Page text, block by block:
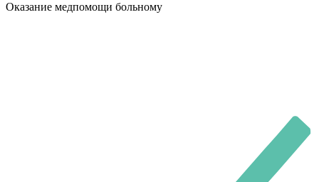
Оказание медпомощи больному